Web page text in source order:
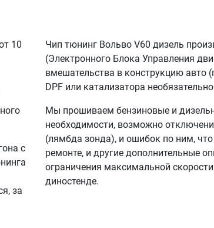
10
с
за
Чип тюнинг Вольво V60 дизель
(Электронного Блока Управления
вмешательства в конструкцию авто
DPF или катализатора
Мы прошиваем бензиновые и
необходимости, возможно
(лямбда зонда), и ошибок по ним,
ремонте, и другие дополнительные
ограничения максимальной
диностенде.